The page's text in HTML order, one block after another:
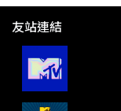
友站連結